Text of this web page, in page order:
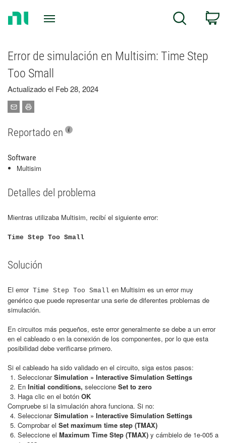
Search
Error de simulación en Multisim: Time Step
Too Small
Actualizado el Feb 28, 2024
Reportado en
Software
Multisim
Detalles del problema
Mientras utilizaba Multisim, recibí el siguiente error:
Time Step Too Small
Solución
El error Time Step Too Small en Multisim es un error muy
genérico que puede representar una serie de diferentes problemas de
simulación.
En circuitos más pequeños, este error generalmente se debe a un error
en el cableado o en la conexión de los componentes, por lo que esta
posibilidad debe verificarse primero.
Si el cableado ha sido validado en el circuito, siga estos pasos:
SeleccionarSimulation » Interactive Simulation Settings
En Initial conditions, seleccione Set to zero
Haga clic en el botón OK
Compruebe si la simulación ahora funciona. Si no:
SeleccionarSimulation » Interactive Simulation Settings
Comprobar el Set maximum time step (TMAX)
Seleccione el Maximum Time Step (TMAX) y cámbielo de 1e-005 a